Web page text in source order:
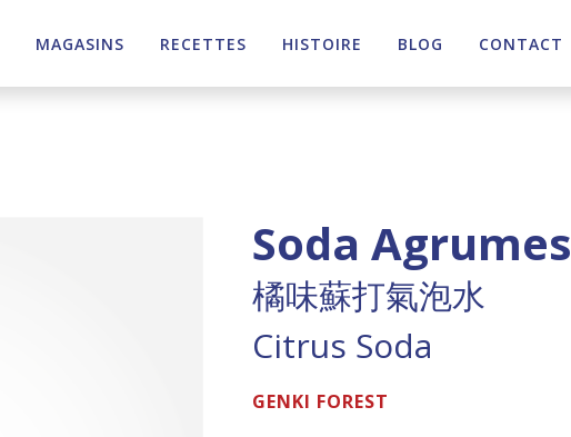
MAGASINS RECETTES HISTOIRE BLOG CONTACT
Soda Agrumes
橘味蘇打氣泡水
Citrus Soda
GENKI FOREST